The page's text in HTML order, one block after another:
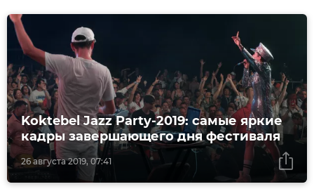
26 августа 2019, 07:41
Koktebel Jazz Party-2019: самые яркие
кадры завершающего дня фестиваля